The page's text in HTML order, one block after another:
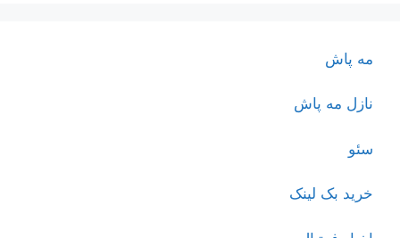
مه پاش
نازل مه پاش
سئو
خرید بک لینک